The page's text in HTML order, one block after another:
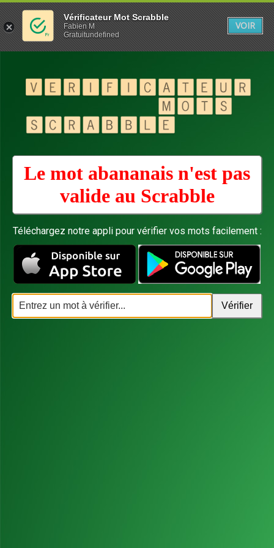
Le mot abananais n'est pas
valide au Scrabble
Téléchargez notre appli pour vérifier vos mots facilement :
Vérificateur Mot Scrabble
Fabien M
Gratuitundefined
VOIR